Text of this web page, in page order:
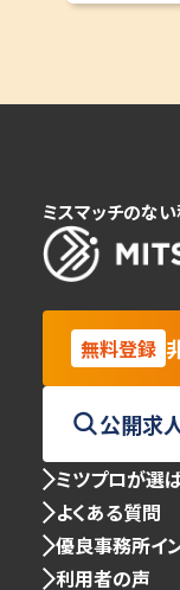
ミスマッチのな
無料登録
公開求
ミツプロが選
よくある質問
優良事務所イ
利用者の声